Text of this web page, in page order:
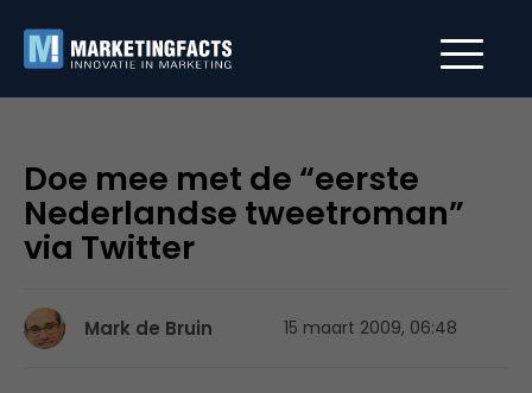
Doe mee met de “eerste
Nederlandse tweetroman”
via Twitter
Mark de Bruin 15 maart 2009, 06:48